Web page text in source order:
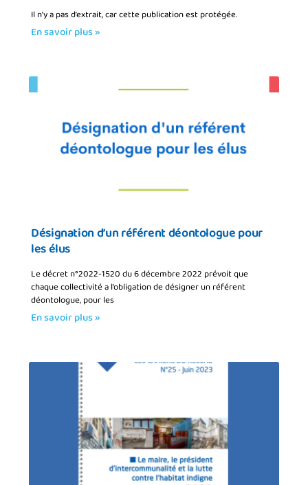
Il n’y a pas d’extrait, car cette publication est protégée.
En savoir plus »
Désignation d’un référent déontologue pour
les élus
Le décret n°2022-1520 du 6 décembre 2022 prévoit que
chaque collectivité a l’obligation de désigner un référent
déontologue, pour les
En savoir plus »